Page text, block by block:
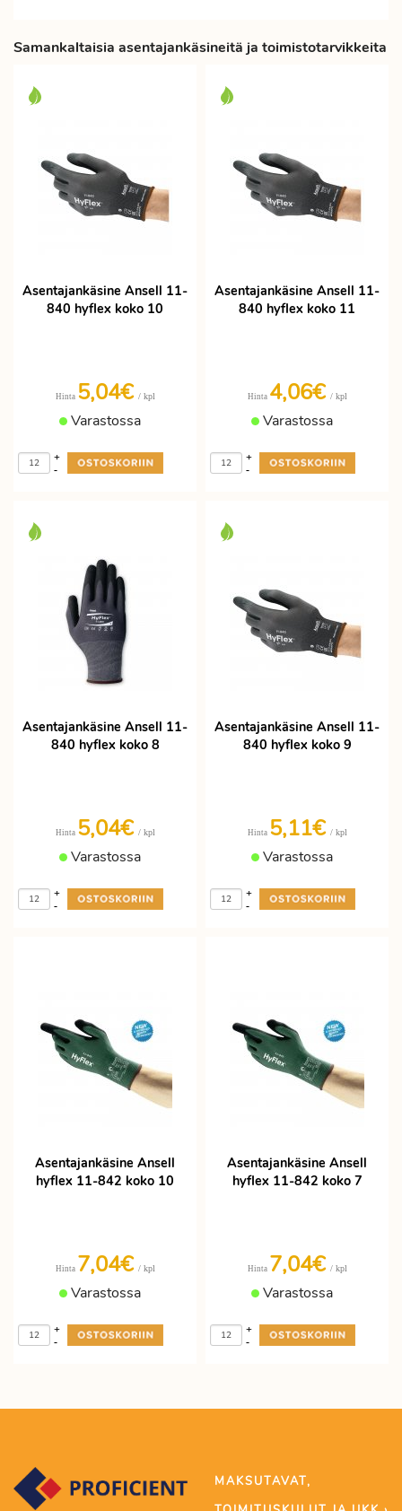
Samankaltaisia asentajankäsineitä ja toimistotarvikkeita
Asentajankäsine Ansell 11-
840 hyflex koko 10
Hinta 5,04€ / kpl
Varastossa
-
+
Asentajankäsine Ansell 11-
840 hyflex koko 11
Hinta 4,06€ / kpl
Varastossa
-
+
Asentajankäsine Ansell 11-
840 hyflex koko 8
Hinta 5,04€ / kpl
Varastossa
-
+
Asentajankäsine Ansell 11-
840 hyflex koko 9
Hinta 5,11€ / kpl
Varastossa
-
+
Asentajankäsine Ansell
hyflex 11-842 koko 10
Hinta 7,04€ / kpl
Varastossa
-
+
Asentajankäsine Ansell
hyflex 11-842 koko 7
Hinta 7,04€ / kpl
Varastossa
-
+
MAKSUTAVAT,